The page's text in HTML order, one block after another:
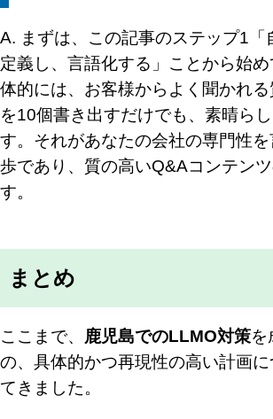
A. まずは、この記事のステップ1「
定義し、言語化する」ことから始
体的には、お客様からよく聞かれ
を10個書き出すだけでも、素晴ら
す。それがあなたの会社の専門性
歩であり、質の高いQ&Aコンテン
す。
まとめ
ここまで、 鹿児島でのLLMO対策を
の、具体的かつ再現性の高い計画
てきました。